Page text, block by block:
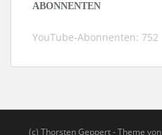
ABONNENTEN
YouTube-Abonnenten: 752
(c) Thorsten Geppert - Theme von